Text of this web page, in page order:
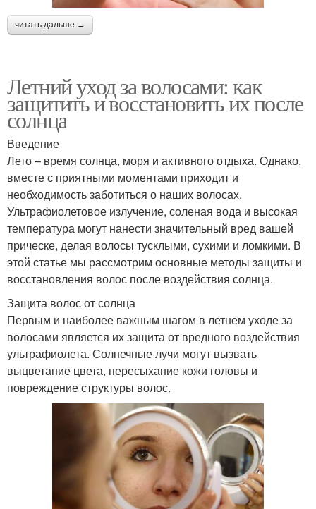
читать дальше →
Летний уход за волосами: как
защитить и восстановить их после
солнца
Введение
Лето – время солнца, моря и активного отдыха. Однако,
вместе с приятными моментами приходит и
необходимость заботиться о наших волосах.
Ультрафиолетовое излучение, соленая вода и высокая
температура могут нанести значительный вред вашей
прическе, делая волосы тусклыми, сухими и ломкими. В
этой статье мы рассмотрим основные методы защиты и
восстановления волос после воздействия солнца.
Защита волос от солнца
Первым и наиболее важным шагом в летнем уходе за
волосами является их защита от вредного воздействия
ультрафиолета. Солнечные лучи могут вызвать
выцветание цвета, пересыхание кожи головы и
повреждение структуры волос.